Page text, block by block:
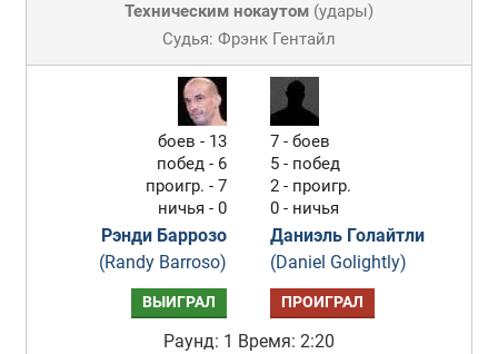
Техническим нокаутом(удары)
Судья: Фрэнк Гентайл
боев - 13
побед - 6
проигр. - 7
ничья - 0
Рэнди Баррозо
(Randy Barroso)
7 - боев
5 - побед
2 - проигр.
0 - ничья
Даниэль Голайтли
(Daniel Golightly)
ВЫИГРАЛ ПРОИГРАЛ
Раунд: 1 Время: 2:20